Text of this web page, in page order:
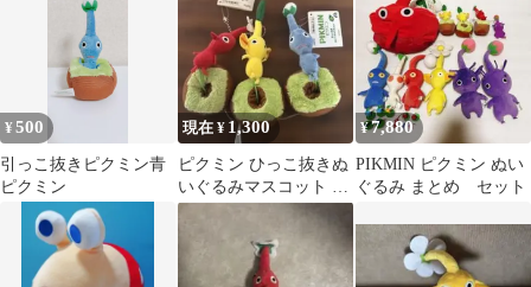
¥500
引っこ抜きピクミン青
ピクミン
現在 ¥ 1,300
ピクミン ひっこ抜きぬ
いぐるみマスコット 3
種セット
¥7,880
PIKMIN ピクミン ぬい
ぐるみ まとめ セット